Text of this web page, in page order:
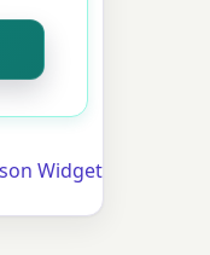
Widget